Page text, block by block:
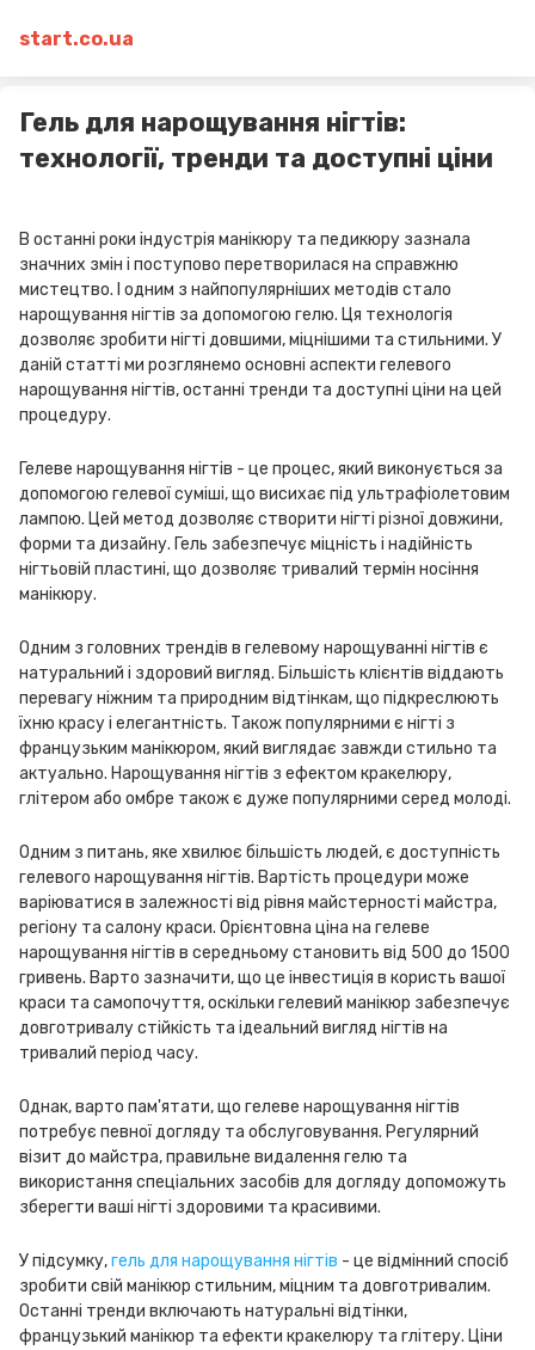
start.co.ua
Гель для нарощування нігтів:
технології, тренди та доступні ціни
В останні роки індустрія манікюру та педикюру зазнала
значних змін і поступово перетворилася на справжню
мистецтво. І одним з найпопулярніших методів стало
нарощування нігтів за допомогою гелю. Ця технологія
дозволяє зробити нігті довшими, міцнішими та стильними. У
даній статті ми розглянемо основні аспекти гелевого
нарощування нігтів, останні тренди та доступні ціни на цей
процедуру.
Гелеве нарощування нігтів - це процес, який виконується за
допомогою гелевої суміші, що висихає під ультрафіолетовим
лампою. Цей метод дозволяє створити нігті різної довжини,
форми та дизайну. Гель забезпечує міцність і надійність
нігтьовій пластині, що дозволяє тривалий термін носіння
манікюру.
Одним з головних трендів в гелевому нарощуванні нігтів є
натуральний і здоровий вигляд. Більшість клієнтів віддають
перевагу ніжним та природним відтінкам, що підкреслюють
їхню красу і елегантність. Також популярними є нігті з
французьким манікюром, який виглядає завжди стильно та
актуально. Нарощування нігтів з ефектом кракелюру,
глітером або омбре також є дуже популярними серед молоді.
Одним з питань, яке хвилює більшість людей, є доступність
гелевого нарощування нігтів. Вартість процедури може
варіюватися в залежності від рівня майстерності майстра,
регіону та салону краси. Орієнтовна ціна на гелеве
нарощування нігтів в середньому становить від 500 до 1500
гривень. Варто зазначити, що це інвестиція в користь вашої
краси та самопочуття, оскільки гелевий манікюр забезпечує
довготривалу стійкість та ідеальний вигляд нігтів на
тривалий період часу.
Однак, варто пам'ятати, що гелеве нарощування нігтів
потребує певної догляду та обслуговування. Регулярний
візит до майстра, правильне видалення гелю та
використання спеціальних засобів для догляду допоможуть
зберегти ваші нігті здоровими та красивими.
У підсумку,гель для нарощування нігтів - це відмінний спосіб
зробити свій манікюр стильним, міцним та довготривалим.
Останні тренди включають натуральні відтінки,
французький манікюр та ефекти кракелюру та глітеру. Ціни